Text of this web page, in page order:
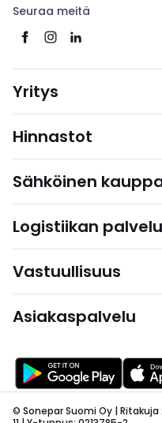
Seuraa meitä
Yritys
Hinnastot
Sähköinen
Logistiikan
Vastuullisuus
Asiakaspalvelu
© Sonepar Suomi Oy | Ritakuja